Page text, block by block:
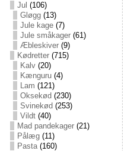
Jul (106)
Gløgg(13)
Jule kage(7)
Jule småkager(61)
Æbleskiver(9)
Kødretter(715)
Kalv(20)
Kænguru(4)
Lam (121)
Oksekød (230)
Svinekød (253)
Vildt(40)
Mad pandekager(21)
Pålæg(11)
Pasta(160)